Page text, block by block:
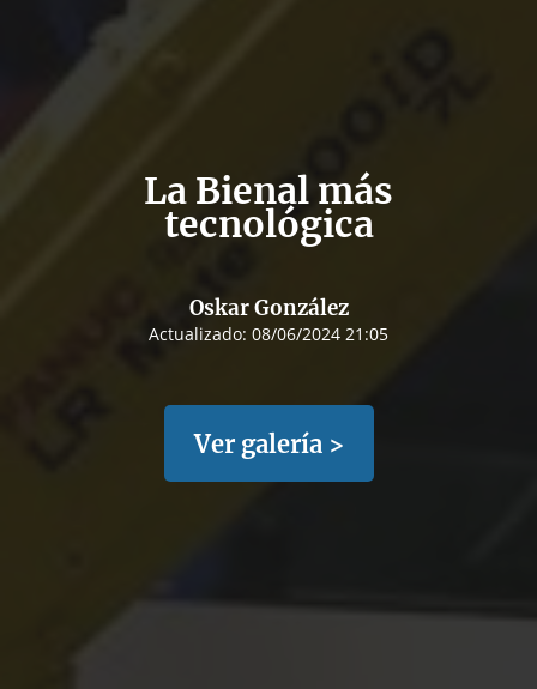
La Bienal más
tecnológica
Oskar González
Actualizado: 08/06/2024 21:05
Ver galería >